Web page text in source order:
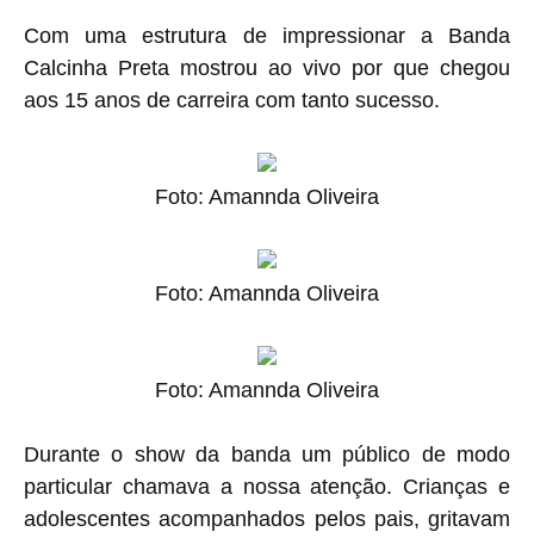
Com uma estrutura de impressionar a Banda
Calcinha Preta mostrou ao vivo por que chegou
aos 15 anos de carreira com tanto sucesso.
Foto: Amannda Oliveira
Foto: Amannda Oliveira
Foto: Amannda Oliveira
Durante o show da banda um público de modo
particular chamava a nossa atenção. Crianças e
adolescentes acompanhados pelos pais, gritavam